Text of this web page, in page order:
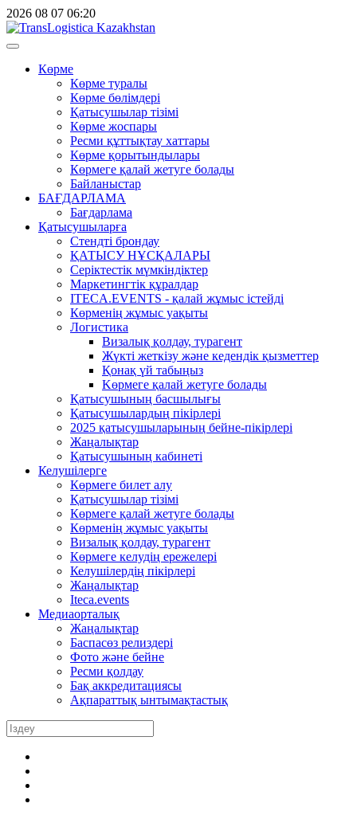
2026 08 07 06:20
Көрме
Көрме туралы
Көрме бөлімдері
Қатысушылар тізімі
Көрме жоспары
Ресми құттықтау хаттары
Көрме қорытындылары
Көрмеге қалай жетуге болады
Байланыстар
БАҒДАРЛАМА
Бағдарлама
Қатысушыларға
Стендті брондау
ҚАТЫСУ НҰСҚАЛАРЫ
Серіктестік мүмкіндіктер
Маркетингтік құралдар
ITECA.EVENTS - қалай жұмыс істейді
Көрменің жұмыс уақыты
Логистика
Визалық қолдау, турагент
Жүкті жеткізу және кедендік қызметтер
Қонақ үй табыңыз
Kөрмеге қалай жетуге болады
Қатысушының басшылығы
Қатысушылардың пікірлері
2025 қатысушыларының бейне-пікірлері
Жаңалықтар
Қатысушының кабинеті
Келушілерге
Көрмеге билет алу
Қатысушылар тізімі
Көрмеге қалай жетуге болады
Көрменің жұмыс уақыты
Визалық қолдау, турагент
Көрмеге келудің ережелері
Келушілердің пікірлері
Жаңалықтар
Iteca.events
Медиаорталық
Жаңалықтар
Баспасөз релиздері
Фото және бейне
Ресми қолдау
Бақ аккредитациясы
Ақпараттық ынтымақтастық